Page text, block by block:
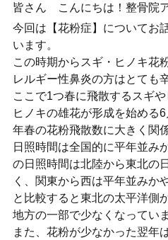
皆さん こんにちは！整骨院
今回は【花粉症】についてお
います。
この時期からスギ・ヒノキ花
レルギー性鼻炎の方はとても
ここで1つ春に飛散するスギ
ヒノキの雄花が形成を始める
年春の花粉飛散数に大きく関
日照時間は全国的に平年並み
の日照時間は北陸から東北の
く、関東から西は平年並みか
と比較すると東北の太平洋側
地方の一部で少なくなっていま
また、花粉が少なかった翌年